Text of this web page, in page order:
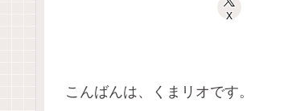
X
こんばんは、くまリオです。